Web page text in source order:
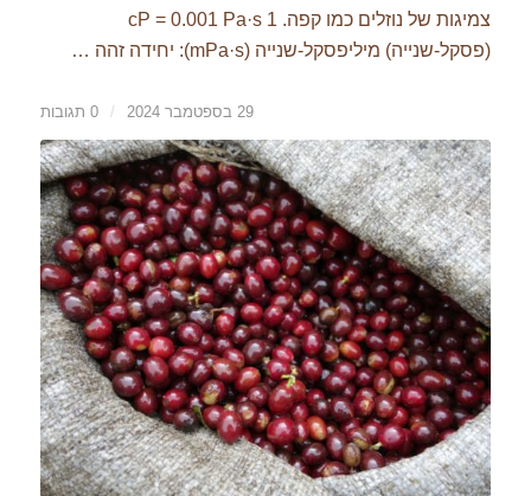
צמיגות של נוזלים כמו קפה. 1 cP = 0.001 Pa·s
(פסקל-שנייה) מיליפסקל-שנייה (mPa·s): יחידה זהה …
29 בספטמבר 2024 / 0 תגובות